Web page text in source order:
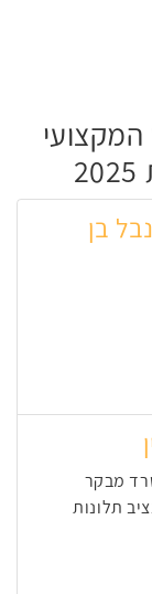
המקצועי
בן
מבקר
תלונות